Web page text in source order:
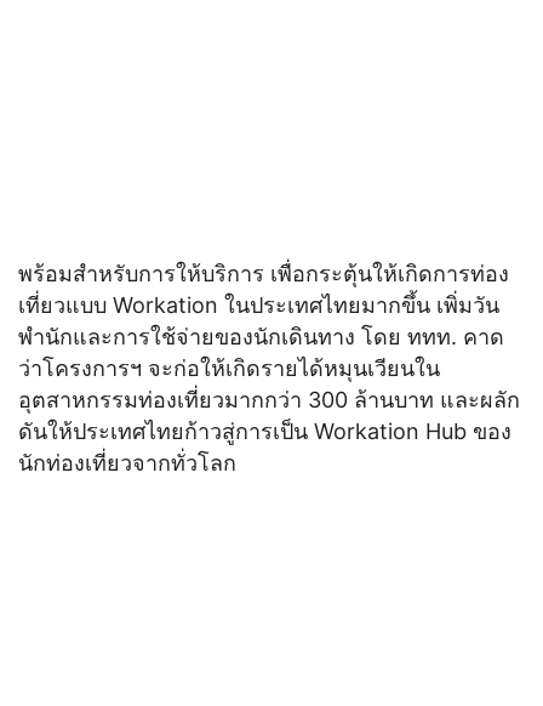
พร้อมสำหรับการให้บริการ เพื่อกระตุ้นให้เกิดการท่อง
เที่ยวแบบ Workation ในประเทศไทยมากขึ้น เพิ่มวัน
พำนักและการใช้จ่ายของนักเดินทาง โดย ททท. คาด
ว่าโครงการฯ จะก่อให้เกิดรายได้หมุนเวียนใน
อุตสาหกรรมท่องเที่ยวมากกว่า 300 ล้านบาท และผลัก
ดันให้ประเทศไทยก้าวสู่การเป็น Workation Hub ของ
นักท่องเที่ยวจากทั่วโลก